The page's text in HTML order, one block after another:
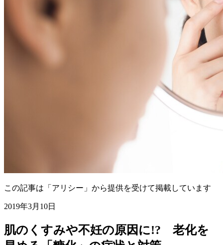
この記事は「アリシー」から提供を受けて掲載しています
2019年3月10日
肌のくすみや不妊の原因に!? 老化を